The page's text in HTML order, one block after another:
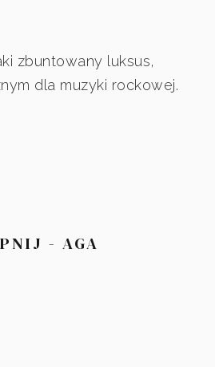
zbuntowany luksus,
dla muzyki rockowej.
- AGA